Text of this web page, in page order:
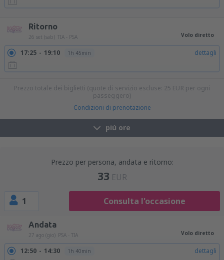
Ritorno
26 set (sab) TIA - PSA Volo diretto
17:25 19:10 1h 45min dettagli
Prezzo totale dei biglietti (quote di servizio escluse: 25 EUR per ogni
passeggero)
Condizioni di prenotazione
più ore
Prezzo per persona, andata e ritorno:
33 EUR
1 Consulta l'occasione
Andata
27 ago (gio) PSA - TIA Volo diretto
12:50 14:30 1h 40min dettagli